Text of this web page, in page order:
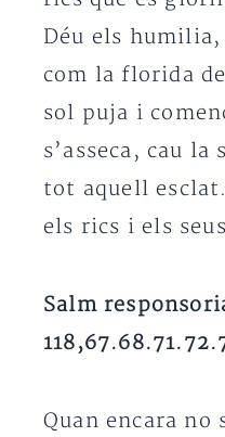
Déu els humilia,
com la florida
sol puja i
s’asseca, cau la
tot aquell
els rics i els
Salm
Quan encara no